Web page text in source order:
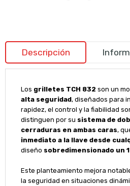
Descripción
Los grilletes TCH 832 son un
alta seguridad, diseñados para
rapidez, el control y la fiabilidad
distinguen por su sistema de
cerraduras en ambas caras,
inmediato a la llave desde
diseño sobredimensionado un
Este planteamiento mejora
la seguridad en situaciones